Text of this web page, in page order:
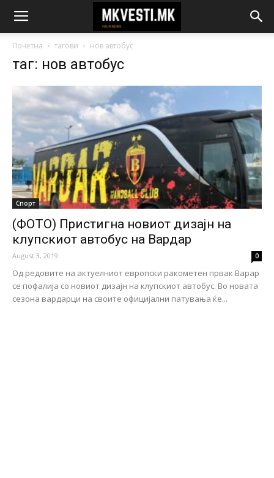
Почетна тагови нов автобус
таг: нов автобус
Спорт
(ФОТО) Пристигна новиот дизајн на
клупскиот автобус на Вардар
August 3, 2019 0
Од редовите на актуелниот европски ракометен првак Варар
се пофалија со новиот дизајн на клупскиот автобус. Во новата
сезона вардарци на своите официјални патувања ќе...